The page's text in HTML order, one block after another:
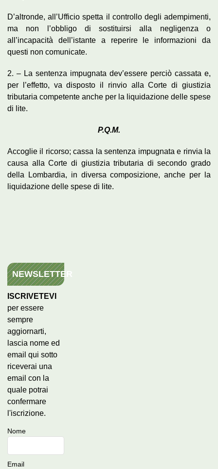
D’altronde, all’Ufficio spetta il controllo degli adempimenti,
ma non l’obbligo di sostituirsi alla negligenza o
all’incapacità dell’istante a reperire le informazioni da
questi non comunicate.
2. – La sentenza impugnata dev’essere perciò cassata e,
per l’effetto, va disposto il rinvio alla Corte di giustizia
tributaria competente anche per la liquidazione delle spese
di lite.
P.Q.M.
Accoglie il ricorso; cassa la sentenza impugnata e rinvia la
causa alla Corte di giustizia tributaria di secondo grado
della Lombardia, in diversa composizione, anche per la
liquidazione delle spese di lite.
NEWSLETTER
ISCRIVETEVI
per essere
sempre
aggiornarti,
lascia nome ed
email qui sotto
riceverai una
email con la
quale potrai
confermare
l'iscrizione.
Nome
Email